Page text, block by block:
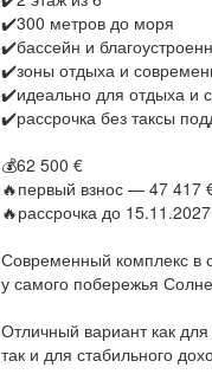
✔️300 метров до моря
✔️бассейн и
✔️зоны отдыха и
✔️идеально для отдыха и
✔️рассрочка без таксы
💰62 500 €
🔥первый взнос — 47 417
🔥рассрочка до 15.11.2027
Современный комплекс в
у самого побережья
Отличный вариант как
так и для стабильного